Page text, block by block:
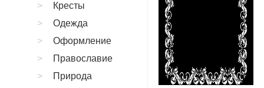
Кресты
Одежда
Оформление
Православие
Природа